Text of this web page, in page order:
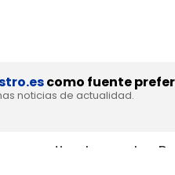
como fuente
noticias de actualidad.
en septiembre en los